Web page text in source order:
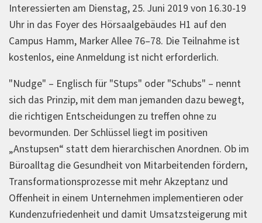
Interessierten am Dienstag, 25. Juni 2019 von 16.30-19
Uhr in das Foyer des Hörsaalgebäudes H1 auf den
Campus Hamm, Marker Allee 76–78. Die Teilnahme ist
kostenlos, eine Anmeldung ist nicht erforderlich.
"Nudge" – Englisch für "Stups" oder "Schubs" – nennt
sich das Prinzip, mit dem man jemanden dazu bewegt,
die richtigen Entscheidungen zu treffen ohne zu
bevormunden. Der Schlüssel liegt im positiven
„Anstupsen“ statt dem hierarchischen Anordnen. Ob im
Büroalltag die Gesundheit von Mitarbeitenden fördern,
Transformationsprozesse mit mehr Akzeptanz und
Offenheit in einem Unternehmen implementieren oder
Kundenzufriedenheit und damit Umsatzsteigerung mit